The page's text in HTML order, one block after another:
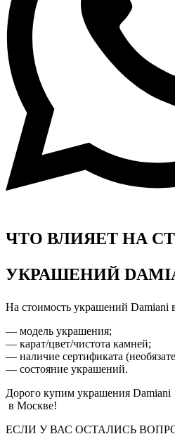
ЧТО ВЛИЯЕТ НА
УКРАШЕНИЙ
На стоимость украшений Damiani
— модель украшения;
— карат/цвет/чистота камней;
— наличие сертификата
— состояние украшений.
Дорого купим украшения Damiani
в Москве!
ЕСЛИ У ВАС ОСТАЛИСЬ